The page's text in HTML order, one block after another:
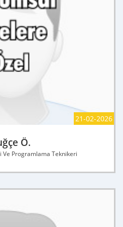
21-02-2026
Ö.
Ve Programlama Teknikeri